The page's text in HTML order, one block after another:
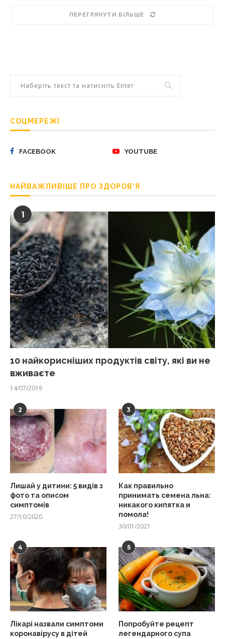
ПЕРЕГЛЯНУТИ БІЛЬШЕ
СОЦМЕРЕЖІ
FACEBOOK YOUTUBE
НАЙВАЖЛИВІШЕ ПРО ЗДОРОВ’Я
1
10 найкорисніших продуктів світу, які ви не
вживаєте
14/07/2019
2
Лишай у дитини: 5 видів з
фото та описом
симптомів
27/10/2020
3
Как правильно
принимать семена льна:
никакого кипятка и
помола!
30/01/2021
4
Лікарі назвали симптоми
коронавірусу в дітей
5
Попробуйте рецепт
легендарного супа